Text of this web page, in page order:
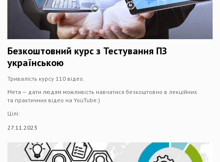
Безкоштовний курс з Тестування ПЗ
українською
Тривалість курсу 110 відео.
Мета — дати людям можливість навчатися безкоштовно в лекційних
та практичних відео на YouTube:)
Цілі:
27.11.2023